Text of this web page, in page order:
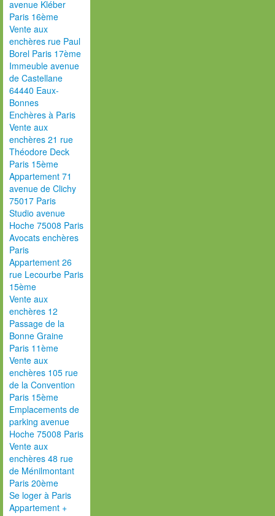
avenue Kléber
Paris 16ème
Vente aux
enchères rue Paul
Borel Paris 17ème
Immeuble avenue
de Castellane
64440 Eaux-
Bonnes
Enchères à Paris
Vente aux
enchères 21 rue
Théodore Deck
Paris 15ème
Appartement 71
avenue de Clichy
75017 Paris
Studio avenue
Hoche 75008 Paris
Avocats enchères
Paris
Appartement 26
rue Lecourbe Paris
15ème
Vente aux
enchères 12
Passage de la
Bonne Graine
Paris 11ème
Vente aux
enchères 105 rue
de la Convention
Paris 15ème
Emplacements de
parking avenue
Hoche 75008 Paris
Vente aux
enchères 48 rue
de Ménilmontant
Paris 20ème
Se loger à Paris
Appartement +